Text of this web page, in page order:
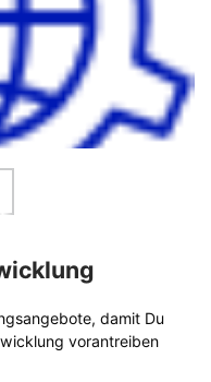
damit Du
vorantreiben